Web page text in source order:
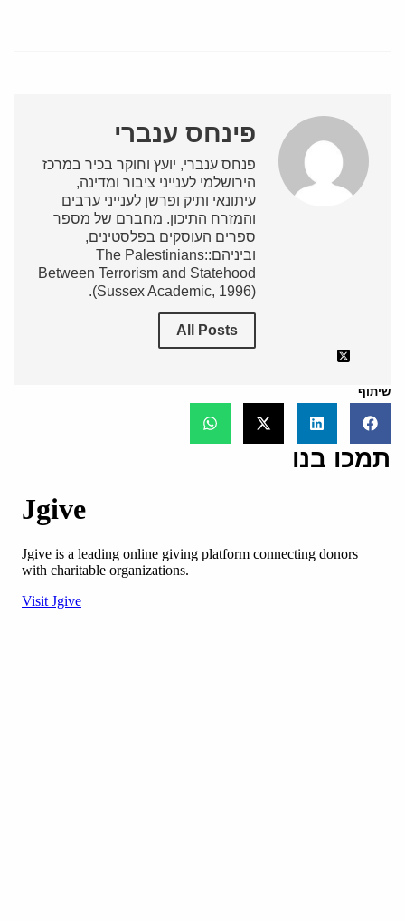
פינחס ענברי
פנחס ענברי, יועץ וחוקר בכיר במרכז
הירושלמי לענייני ציבור ומדינה,
עיתונאי ותיק ופרשן לענייני ערבים
והמזרח התיכון. מחברם של מספר
ספרים העוסקים בפלסטינים,
וביניהם:The Palestinians:
Between Terrorism and Statehood
(Sussex Academic, 1996).
All Posts
שיתוף
תמכו בנו